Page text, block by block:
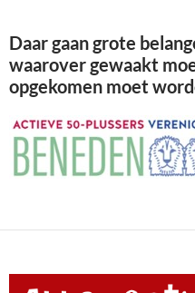
Daar gaan grote
waarover gewaakt
opgekomen moet